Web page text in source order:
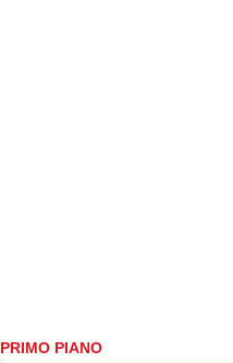
PRIMO PIANO